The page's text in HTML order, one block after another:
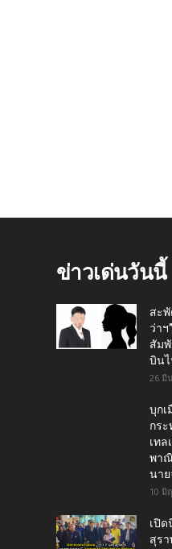
ข่าวเด่นวันนี้
สะพั
ว่า
สัม
บิน
26 มี
บุกเ
กร
เทล
พา
นาย
10 มิ
เปิด
สุร